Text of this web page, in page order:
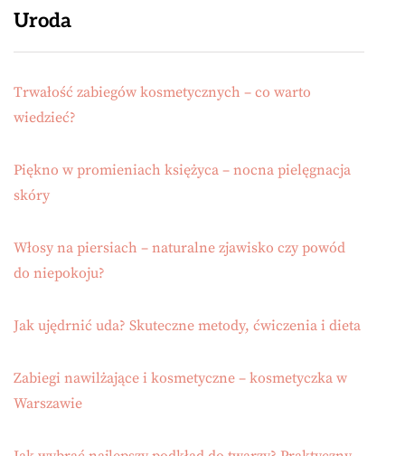
Uroda
Trwałość zabiegów kosmetycznych – co warto
wiedzieć?
Piękno w promieniach księżyca – nocna pielęgnacja
skóry
Włosy na piersiach – naturalne zjawisko czy powód
do niepokoju?
Jak ujędrnić uda? Skuteczne metody, ćwiczenia i dieta
Zabiegi nawilżające i kosmetyczne – kosmetyczka w
Warszawie